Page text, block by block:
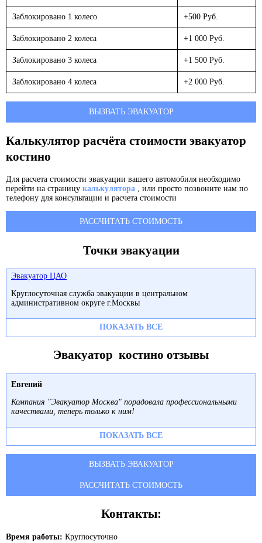
Заблокировано 1 колесо +500 Руб.
Заблокировано 2 колеса +1 000 Руб.
Заблокировано 3 колеса +1 500 Руб.
Заблокировано 4 колеса +2 000 Руб.
ВЫЗВАТЬ ЭВАКУАТОР
Калькулятор расчёта стоимости эвакуатор
костино
Для расчета стоимости эвакуации вашего автомобиля необходимо
перейти на страницу калькулятора , или просто позвоните нам по
телефону для консультации и расчета стоимости
РАССЧИТАТЬ СТОИМОСТЬ
Точки эвакуации
Эвакуатор ЦАО
Круглосуточная служба эвакуации в центральном
административном округе г.Москвы
ПОКАЗАТЬ ВСЕ
Эвакуатор костино отзывы
Евгений
Компания "Эвакуатор Москва" порадовала профессиональными
качествами, теперь только к ним!
ПОКАЗАТЬ ВСЕ
ВЫЗВАТЬ ЭВАКУАТОР
РАССЧИТАТЬ СТОИМОСТЬ
Контакты:
Время работы: Круглосуточно